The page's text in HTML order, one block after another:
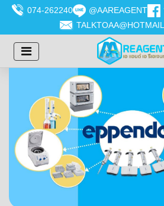
074-262240 @AAREAGENT